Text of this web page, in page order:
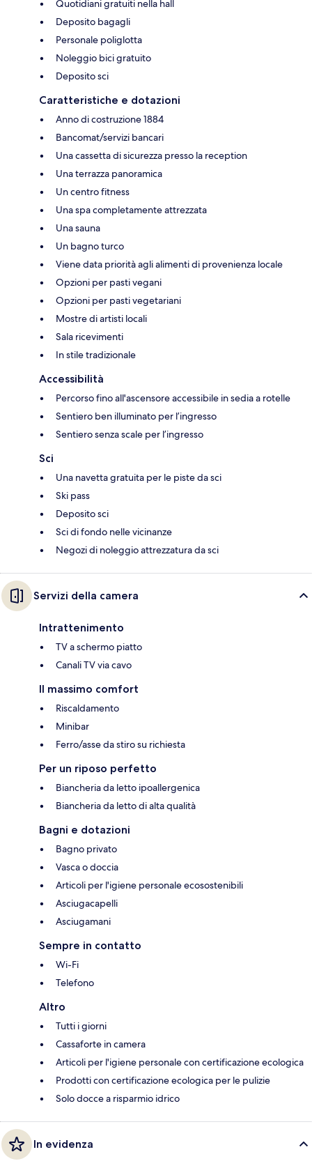
Quotidiani gratuiti nella hall
Deposito bagagli
Personale poliglotta
Noleggio bici gratuito
Deposito sci
Caratteristiche e dotazioni
Anno di costruzione 1884
Bancomat/servizi bancari
Una cassetta di sicurezza presso la reception
Una terrazza panoramica
Un centro fitness
Una spa completamente attrezzata
Una sauna
Un bagno turco
Viene data priorità agli alimenti di provenienza locale
Opzioni per pasti vegani
Opzioni per pasti vegetariani
Mostre di artisti locali
Sala ricevimenti
In stile tradizionale
Accessibilità
Percorso fino all'ascensore accessibile in sedia a rotelle
Sentiero ben illuminato per l’ingresso
Sentiero senza scale per l’ingresso
Sci
Una navetta gratuita per le piste da sci
Ski pass
Deposito sci
Sci di fondo nelle vicinanze
Negozi di noleggio attrezzatura da sci
Servizi della camera
Intrattenimento
TV a schermo piatto
Canali TV via cavo
Il massimo comfort
Riscaldamento
Minibar
Ferro/asse da stiro su richiesta
Per un riposo perfetto
Biancheria da letto ipoallergenica
Biancheria da letto di alta qualità
Bagni e dotazioni
Bagno privato
Vasca o doccia
Articoli per l'igiene personale ecosostenibili
Asciugacapelli
Asciugamani
Sempre in contatto
Wi-Fi
Telefono
Altro
Tutti i giorni
Cassaforte in camera
Articoli per l'igiene personale con certificazione ecologica
Prodotti con certificazione ecologica per le pulizie
Solo docce a risparmio idrico
In evidenza